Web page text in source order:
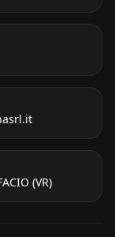
(VR)